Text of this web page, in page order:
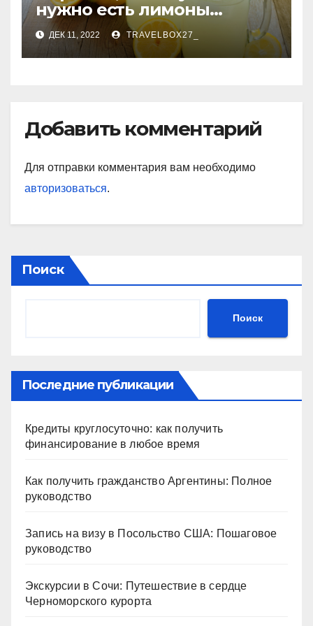
нужно есть лимоны
каждый день
ДЕК 11, 2022 TRAVELBOX27_
Добавить комментарий
Для отправки комментария вам необходимо
авторизоваться.
Поиск
Поиск
Последние публикации
Кредиты круглосуточно: как получить
финансирование в любое время
Как получить гражданство Аргентины: Полное
руководство
Запись на визу в Посольство США: Пошаговое
руководство
Экскурсии в Сочи: Путешествие в сердце
Черноморского курорта